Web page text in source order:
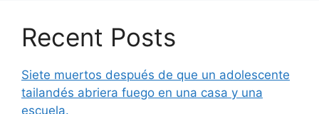
Recent Posts
Siete muertos después de que un adolescente
tailandés abriera fuego en una casa y una
escuela.